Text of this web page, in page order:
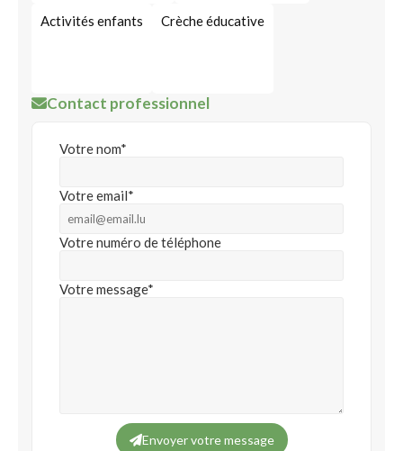
Activités enfants Crèche éducative
Contact professionnel
Votre nom*
Votre email*
Votre numéro de téléphone
Votre message*
Envoyer votre message